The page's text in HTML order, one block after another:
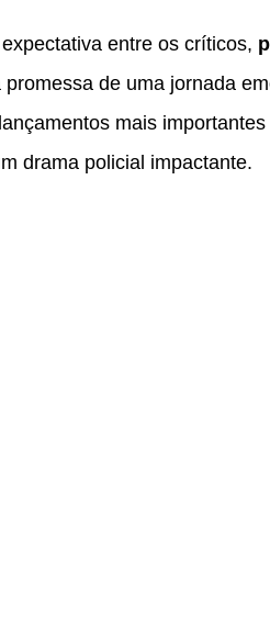
entre os críticos,
de uma jornada
mais
drama policial impactante.